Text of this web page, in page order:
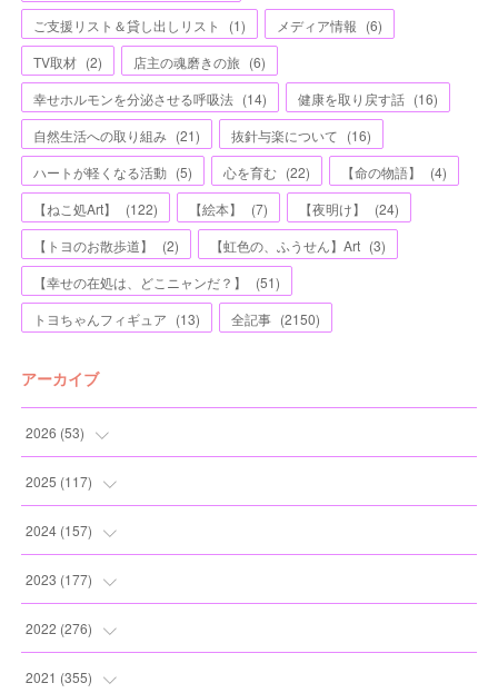
ご支援リスト＆貸し出しリスト
(1) メディア情報 (6)
TV取材 (2) 店主の魂磨きの旅 (6)
幸せホルモンを分泌させる呼吸法 (14) 健康を取り戻す話 (16)
自然生活への取り組み (21) 抜針与楽について (16)
ハートが軽くなる活動 (5) 心を育む (22) 【命の物語】 (4)
【ねこ処Art】
(122) 【絵本】 (7) 【夜明け】 (24)
【トヨのお散歩道】
(2) 【虹色の、ふうせん】Art (3)
【幸せの在処は、どこニャンだ？】
(51)
トヨちゃんフィギュア (13) 全記事 (2150)
アーカイブ
2026 (53)
(1)
(5)
(7)
(11
2025 (117)
(11
(12
(12
(13
2024(157)
(13
(13
(10
2023 (177)
(20
(10
2022 (276)
(17
2021 (355)